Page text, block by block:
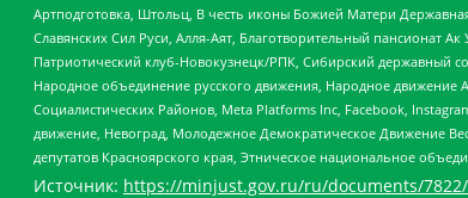
Артподготовка, Штольц, В честь иконы Божией Матери
Славянских Сил Руси, Алля-Аят, Благотворительный пансионат
Патриотический клуб-Новокузнецк/РПК, Сибирский державный
Народное объединение русского движения, Народное движение
Социалистических Районов, Meta Platforms Inc, Facebook,
движение, Невоград, Молодежное Демократическое Движение
депутатов Красноярского края, Этническое национальное
Источник: https://minjust.gov.ru/ru/documents/7822/